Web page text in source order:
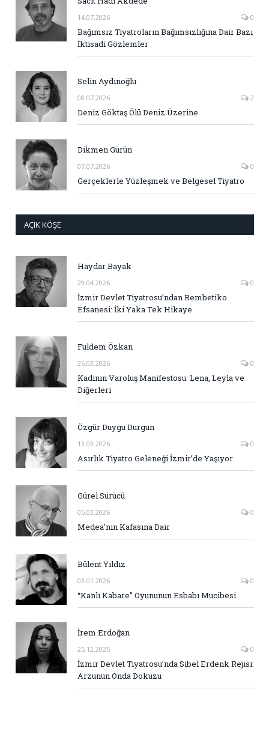
14.07.2026 0
Bağımsız Tiyatroların Bağımsızlığına Dair Bazı
İktisadi Gözlemler
Selin Aydınoğlu
08.07.2026 2
Deniz Göktaş Ölü Deniz Üzerine
Dikmen Gürün
07.07.2026 0
Gerçeklerle Yüzleşmek ve Belgesel Tiyatro
AÇIK KÖŞE
Haydar Bayak
29.04.2026 0
İzmir Devlet Tiyatrosu’ndan Rembetiko
Efsanesi: İki Yaka Tek Hikaye
Fuldem Özkan
26.03.2026 0
Kadının Varoluş Manifestosu: Lena, Leyla ve
Diğerleri
Özgür Duygu Durgun
13.03.2026 0
Asırlık Tiyatro Geleneği İzmir’de Yaşıyor
Gürel Sürücü
05.03.2026 0
Medea’nın Kafasına Dair
Bülent Yıldız
03.01.2026 0
“Kanlı Kabare” Oyununun Esbabı Mucibesi
İrem Erdoğan
25.12.2025 0
İzmir Devlet Tiyatrosu’nda Sibel Erdenk Rejisi:
Arzunun Onda Dokuzu